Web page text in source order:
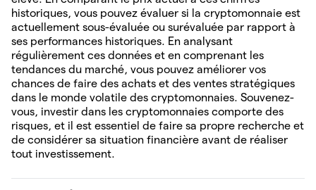
historiques, vous pouvez évaluer si la cryptomonnaie est
actuellement sous-évaluée ou surévaluée par rapport à
ses performances historiques. En analysant
régulièrement ces données et en comprenant les
tendances du marché, vous pouvez améliorer vos
chances de faire des achats et des ventes stratégiques
dans le monde volatile des cryptomonnaies. Souvenez-
vous, investir dans les cryptomonnaies comporte des
risques, et il est essentiel de faire sa propre recherche et
de considérer sa situation financière avant de réaliser
tout investissement.